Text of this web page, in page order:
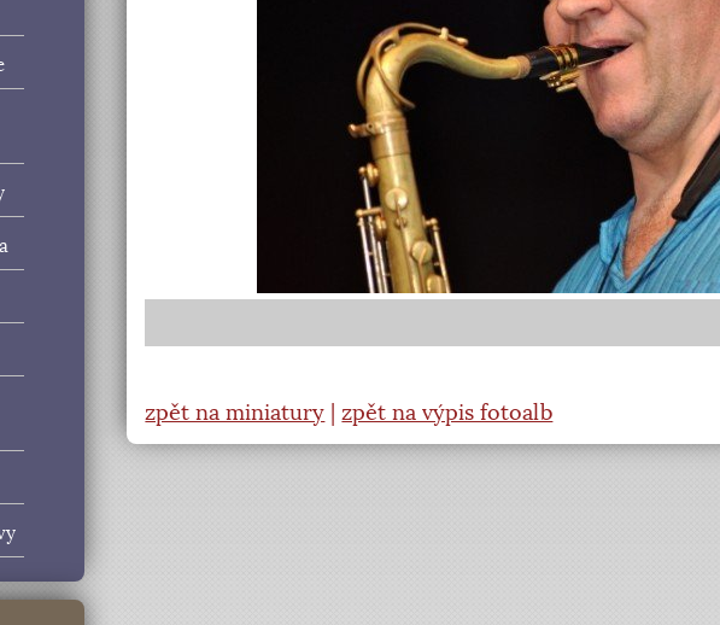
zpět na miniatury |zpět na výpis fotoalb